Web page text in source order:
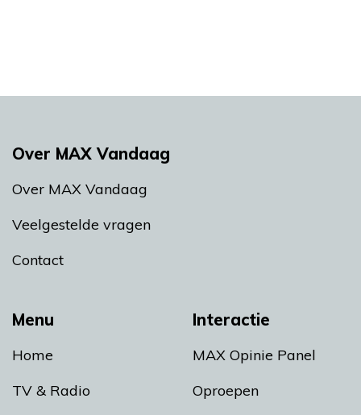
Menu
Home
TV & Radio
Interactie
MAX Opinie Panel
Oproepen
Over MAX Vandaag
Over MAX Vandaag
Veelgestelde vragen
Contact